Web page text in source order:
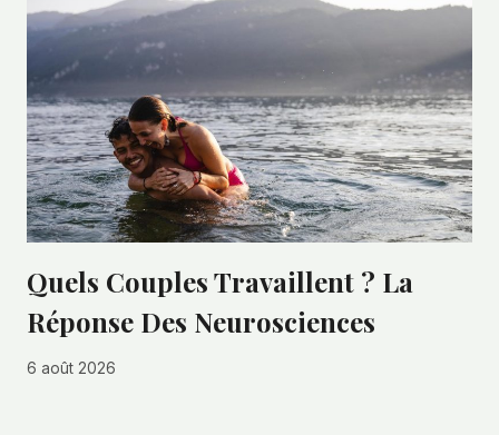
Quels Couples Travaillent ? La
Réponse Des Neurosciences
6 août 2026